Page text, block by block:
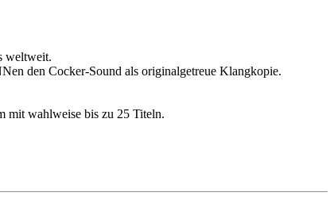
weltweit.
den Cocker-Sound als originalgetreue Klangkopie.
mit wahlweise bis zu 25 Titeln.